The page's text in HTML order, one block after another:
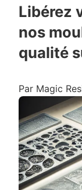
Libérez
nos
qualité
Par Magic